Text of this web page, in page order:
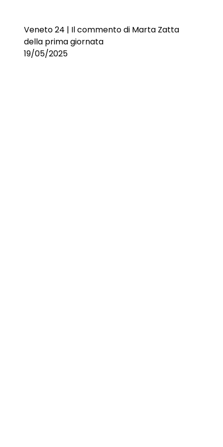
Veneto 24 | Il commento di Marta Zatta
della prima giornata
19/05/2025